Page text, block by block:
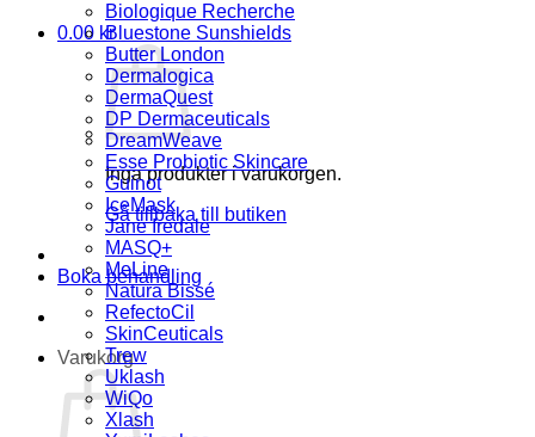
0.00 kr
Inga produkter i varukorgen.
Gå tillbaka till butiken
Boka behandling
Varukorg
Biologique Recherche
Bluestone Sunshields
Butter London
Dermalogica
DermaQuest
DP Dermaceuticals
DreamWeave
Esse Probiotic Skincare
Guinot
IceMask
Jane Iredale
MASQ+
MeLine
Natura Bissé
RefectoCil
SkinCeuticals
Trew
Uklash
WiQo
Xlash